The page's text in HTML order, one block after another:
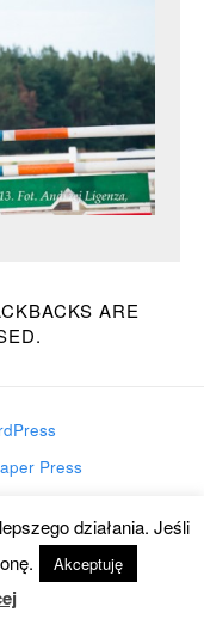
ARE
Press
działania. Jeśli
Akceptuję